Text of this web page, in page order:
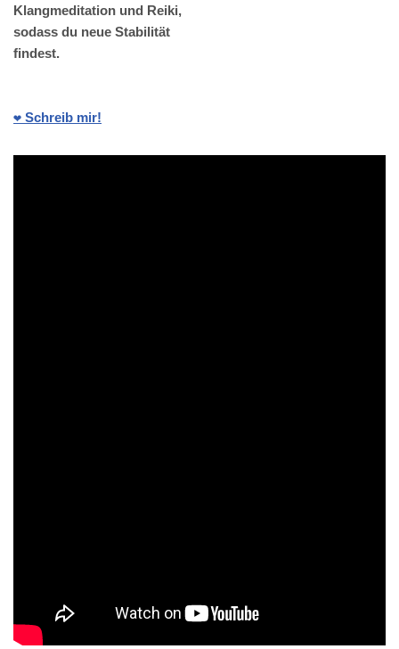
Klangmeditation und Reiki,
sodass du neue Stabilität
findest.
❤️ Schreib mir!